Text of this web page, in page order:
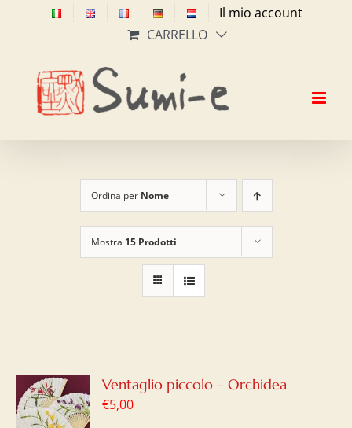
Il mio account
CARRELLO
Ordina per Nome
Mostra 15 Prodotti
Ventaglio piccolo – Orchidea
€5,00